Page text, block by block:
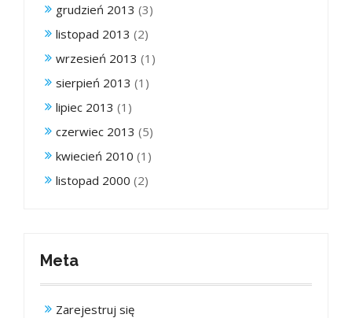
grudzień 2013 (3)
listopad 2013 (2)
wrzesień 2013 (1)
sierpień 2013 (1)
lipiec 2013 (1)
czerwiec 2013 (5)
kwiecień 2010 (1)
listopad 2000 (2)
Meta
Zarejestruj się